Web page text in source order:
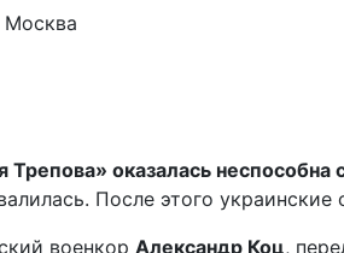
Трепова» оказалась
После этого украинские
военкор Александр Коц,